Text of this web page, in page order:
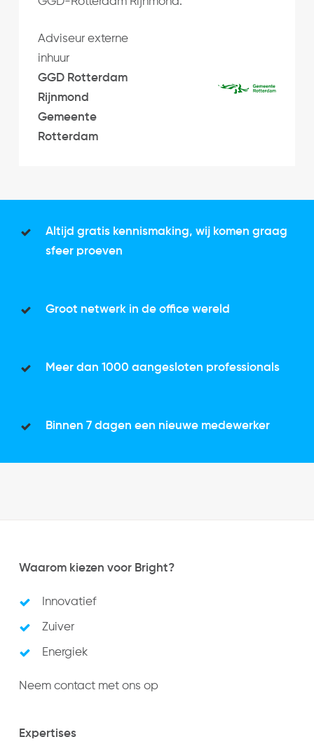
Adviseur externe
inhuur
GGD Rotterdam
Rijnmond
Gemeente
Rotterdam
Altijd gratis kennismaking, wij komen graag
sfeer proeven
Groot netwerk in de office wereld
Meer dan 1000 aangesloten professionals
Binnen 7 dagen een nieuwe medewerker
Waarom kiezen voor Bright?
Innovatief
Zuiver
Energiek
Neem contact met ons op
Expertises